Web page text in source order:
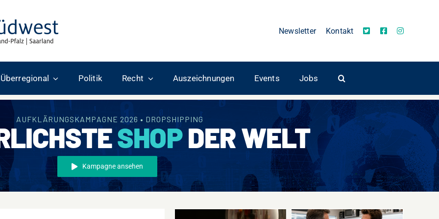
Newsletter Kontakt
Überregional Politik Recht Auszeichnungen Events Jobs
AUFKLÄRUNGSKAMPAGNE 2026 • DROPSHIPPING
SHOPDER WELT
Kampagne ansehen